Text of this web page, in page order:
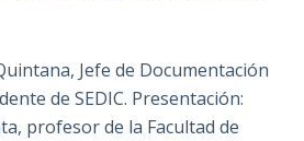
Jefe de Documentación
de SEDIC. Presentación:
profesor de la Facultad de